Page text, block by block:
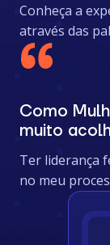
Conheça a
através das
Como
muito
Ter liderança
no meu